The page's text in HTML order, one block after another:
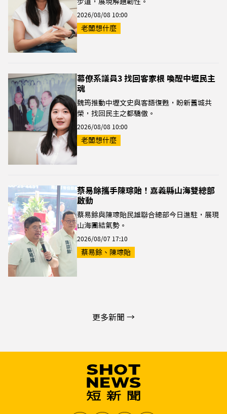
2026/08/08 10:00
老闆想什麼
幕僚系議員3 找回客家根 喚醒中壢民主
魂
魏筠推動中壢文史與客語復甦，盼新舊城共
榮，找回民主之都驕傲。
2026/08/08 10:00
老闆想什麼
蔡易餘攜手陳琮貽！嘉義縣山海雙總部
啟動
蔡易餘與陳琮貽民雄聯合總部今日進駐，展現
山海團結氣勢。
2026/08/07 17:10
蔡易餘、陳琮貽
更多新聞 →